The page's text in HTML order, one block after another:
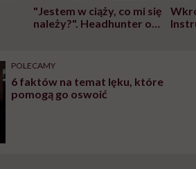
"Jestem w ciąży, co mi się
należy?". Headhunter o
pracy
POLECAMY
6 faktów na temat lęku, które
pomogą go oswoić